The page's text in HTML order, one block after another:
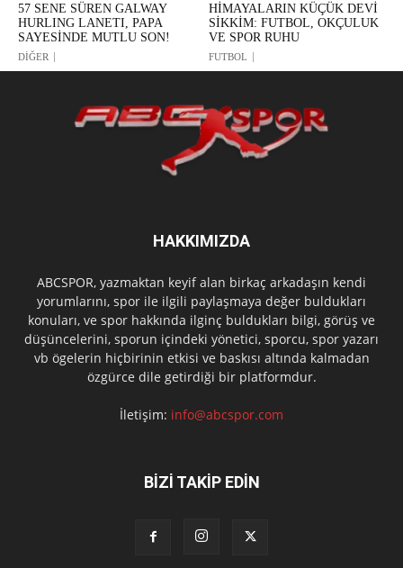
57 SENE SÜREN GALWAY
HURLING LANETI, PAPA
SAYESİNDE MUTLU SON!
DİĞER
HİMAYALARIN KÜÇÜK DEVİ
SİKKİM: FUTBOL, OKÇULUK
VE SPOR RUHU
FUTBOL
HAKKIMIZDA
ABCSPOR, yazmaktan keyif alan birkaç arkadaşın kendi
yorumlarını, spor ile ilgili paylaşmaya değer buldukları
konuları, ve spor hakkında ilginç buldukları bilgi, görüş ve
düşüncelerini, sporun içindeki yönetici, sporcu, spor yazarı
vb ögelerin hiçbirinin etkisi ve baskısı altında kalmadan
özgürce dile getirdiği bir platformdur.
İletişim: info@abcspor.com
BİZİ TAKİP EDİN